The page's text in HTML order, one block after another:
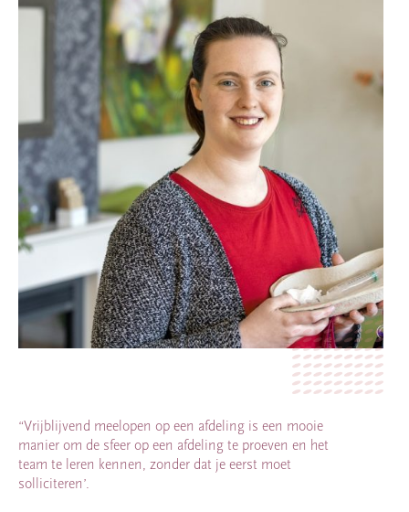
“Vrijblijvend meelopen op een afdeling is een mooie
manier om de sfeer op een afdeling te proeven en het
team te leren kennen, zonder dat je eerst moet
solliciteren’.